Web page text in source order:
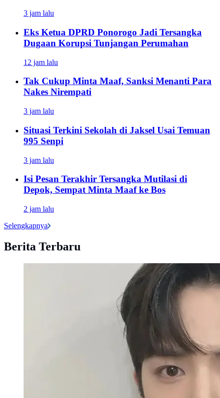
3 jam lalu
Eks Ketua DPRD Ponorogo Jadi Tersangka
Dugaan Korupsi Tunjangan Perumahan
12 jam lalu
Tak Cukup Minta Maaf, Sanksi Menanti Para
Nakes Nirempati
3 jam lalu
Situasi Terkini Sekolah di Jaksel Usai Temuan
995 Senpi
3 jam lalu
Isi Pesan Terakhir Tersangka Mutilasi di
Depok, Sempat Minta Maaf ke Bos
2 jam lalu
Selengkapnya
Berita Terbaru